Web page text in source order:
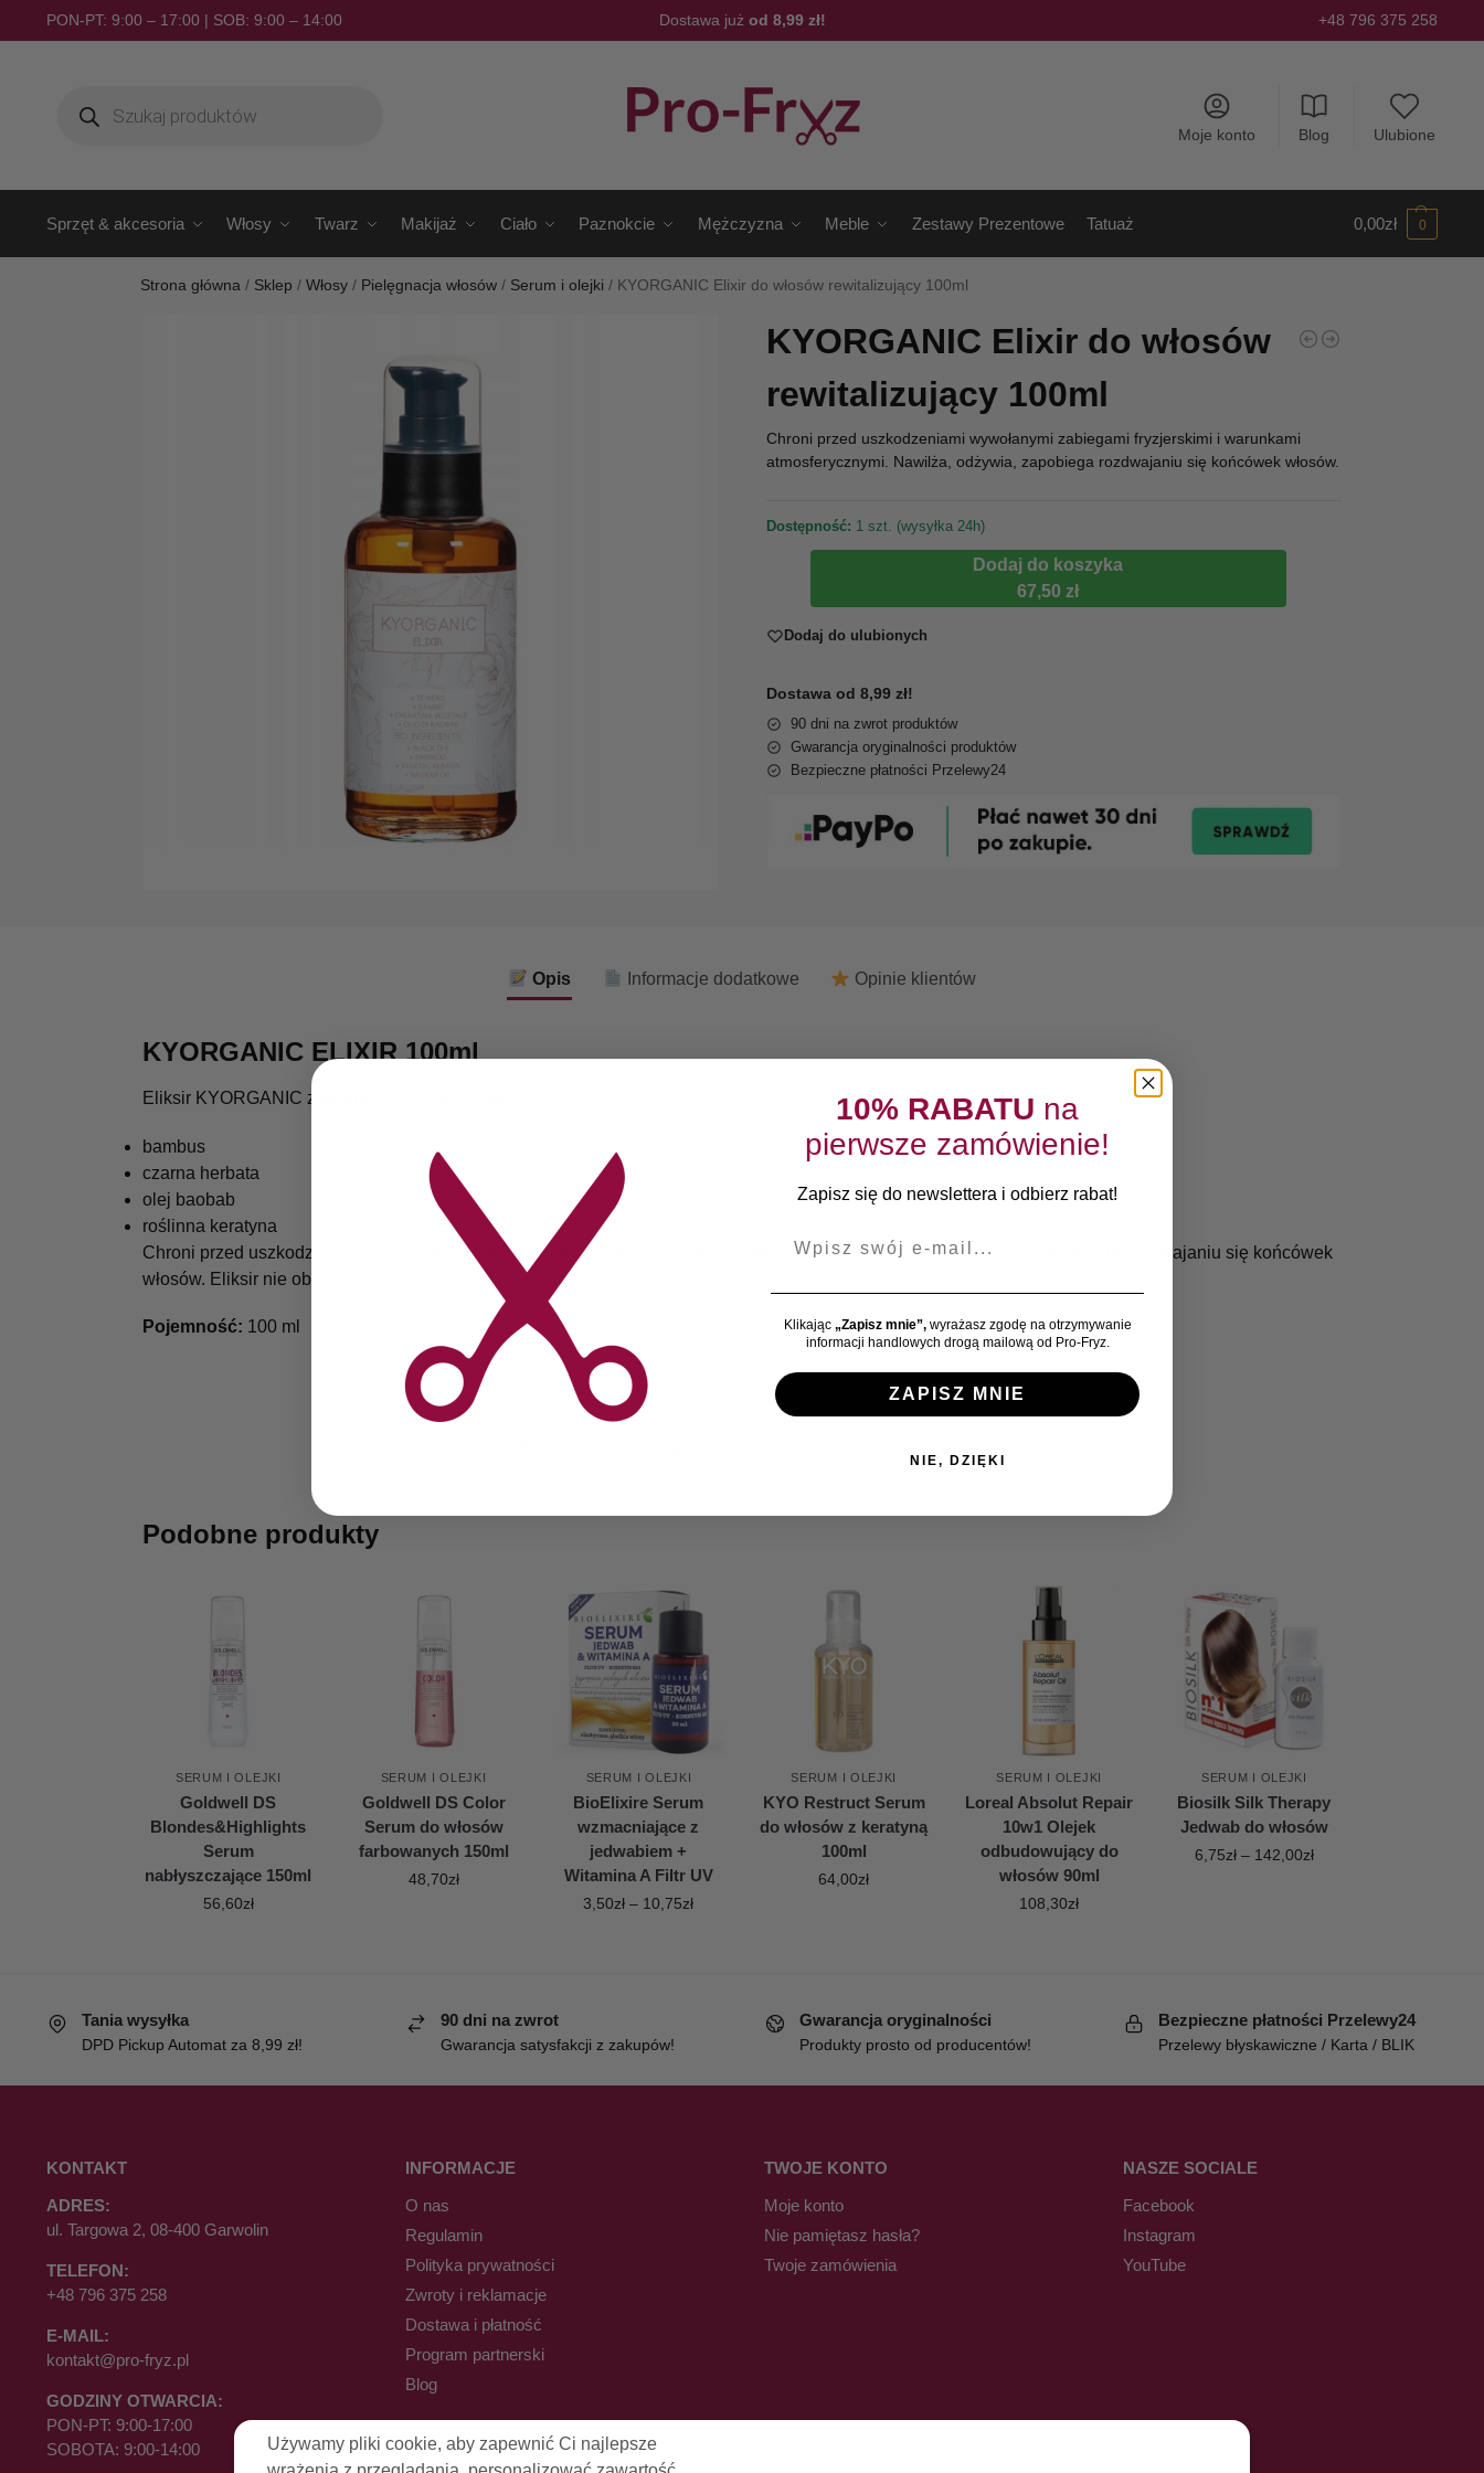
PON-PT: 9:00 – 17:00 | SOB: 9:00 – 14:00 Dostawa już od 8,99 zł! +48 796 375 258
Moje konto Blog Ulubione
Sprzęt & akcesoria Włosy Twarz Makijaż Ciało Paznokcie Mężczyzna Meble Zestawy Prezentowe Tatuaż 0,00zł 0
Strona główna / Sklep /Włosy / Pielęgnacja włosów / Serum i olejki / KYORGANIC Elixir do włosów rewitalizujący 100ml
KYORGANIC Elixir do włosów
rewitalizujący 100ml
Chroni przed uszkodzeniami wywołanymi zabiegami fryzjerskimi i warunkami
atmosferycznymi. Nawilża, odżywia, zapobiega rozdwajaniu się końcówek włosów.
Dostępność: 1 szt. (wysyłka 24h)
Dodaj do koszyka
67,50 zł
Dodaj do ulubionych
Dostawa od 8,99 zł!
90 dni na zwrot produktów
Gwarancja oryginalności produktów
Bezpieczne płatności Przelewy24
Opis Informacje dodatkowe Opinie klientów
KYORGANIC ELIXIR 100ml
Eliksir KYORGANIC zawiera bilogiczne składniki:
bambus
czarna herbata
olej baobab
roślinna keratyna
Chroni przed uszkodzeniami wywołanymi zabiegami fryzjerskimi i warunkami atmosferycznymi. Nawilża, odżywia, zapobiega rozdwajaniu się końcówek
włosów. Eliksir nie obciąża włosów, a nadaje im witalność i połysk.
Pojemność: 100 ml
Podobne produkty
SERUM I OLEJKI
Goldwell DS
Blondes&Highlights
Serum
nabłyszczające 150ml
56,60zł
SERUM I OLEJKI
Goldwell DS Color
Serum do włosów
farbowanych 150ml
48,70zł
SERUM I OLEJKI
BioElixire Serum
wzmacniające z
jedwabiem +
Witamina A Filtr UV
3,50zł – 10,75zł
SERUM I OLEJKI
KYO Restruct Serum
do włosów z keratyną
100ml
64,00zł
SERUM I OLEJKI
Loreal Absolut Repair
10w1 Olejek
odbudowujący do
włosów 90ml
108,30zł
SERUM I OLEJKI
Biosilk Silk Therapy
Jedwab do włosów
6,75zł – 142,00zł
Tania wysyłka
DPD Pickup Automat za 8,99 zł!
90 dni na zwrot
Gwarancja satysfakcji z zakupów!
Gwarancja oryginalności
Produkty prosto od producentów!
Bezpieczne płatności Przelewy24
Przelewy błyskawiczne / Karta / BLIK
KONTAKT
ADRES:
ul. Targowa 2, 08-400 Garwolin
TELEFON:
+48 796 375 258
E-MAIL:
kontakt@pro-fryz.pl
GODZINY OTWARCIA:
PON-PT: 9:00-17:00
SOBOTA: 9:00-14:00
INFORMACJE
O nas
Regulamin
Polityka prywatności
Zwroty i reklamacje
Dostawa i płatność
Program partnerski
Blog
TWOJE KONTO
Moje konto
Nie pamiętasz hasła?
Twoje zamówienia
NASZE SOCIALE
Facebook
Instagram
YouTube
Używamy pliki cookie, aby zapewnić Ci najlepsze
10% RABATU na
pierwsze zamówienie!
Zapisz się do newslettera i odbierz rabat!
Klikając „Zapisz mnie”,wyrażasz zgodę na otrzymywanie
informacji handlowych drogą mailową od Pro-Fryz.
ZAPISZ MNIE
NIE, DZIĘKI